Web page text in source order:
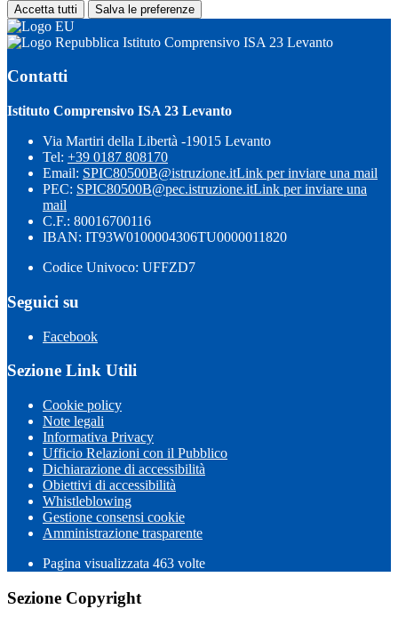
Accetta tutti Salva le preferenze
Istituto Comprensivo ISA 23 Levanto
Contatti
Istituto Comprensivo ISA 23 Levanto
Via Martiri della Libertà -19015 Levanto
Tel: +39 0187 808170
Email: SPIC80500B@istruzione.itLink per inviare una mail
PEC: SPIC80500B@pec.istruzione.itLink per inviare una
mail
C.F.: 80016700116
IBAN: IT93W0100004306TU0000011820
Codice Univoco: UFFZD7
Seguici su
Facebook
Sezione Link Utili
Cookie policy
Note legali
Informativa Privacy
Ufficio Relazioni con il Pubblico
Dichiarazione di accessibilità
Obiettivi di accessibilità
Whistleblowing
Gestione consensi cookie
Amministrazione trasparente
Pagina visualizzata 463 volte
Sezione Copyright